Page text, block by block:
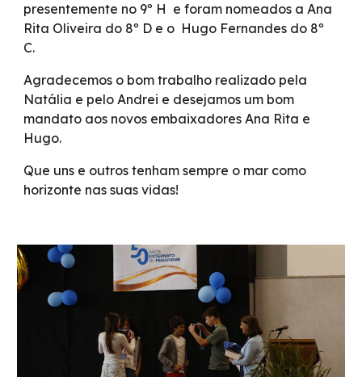
presentemente no 9º H e foram nomeados a Ana
Rita Oliveira do 8º D e o Hugo Fernandes do 8º
C.
Agradecemos o bom trabalho realizado pela
Natália e pelo Andrei e desejamos um bom
mandato aos novos embaixadores Ana Rita e
Hugo.
Que uns e outros tenham sempre o mar como
horizonte nas suas vidas!